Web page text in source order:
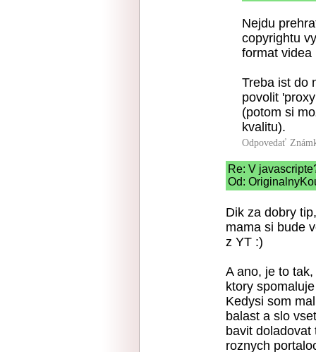
Nejdu
copyrightu
format videa
Treba ist do
povolit
(potom si
kvalitu).
Odpovedať
Re: V
Od:
Dik za dobry
mama si bude
z YT :)
A ano, je to
ktory
Kedysi som
balast a slo
bavit
roznych